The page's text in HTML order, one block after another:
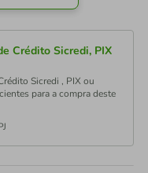
Crédito Sicredi, PIX
Sicredi , PIX ou
para a compra deste